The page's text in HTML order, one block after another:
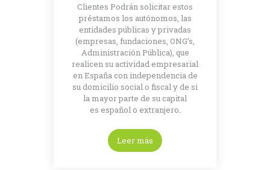
Clientes Podrán solicitar estos
préstamos los autónomos, las
entidades públicas y privadas
(empresas, fundaciones, ONG’s,
Administración Pública), que
realicen su actividad empresarial
en España con independencia de
su domicilio social o fiscal y de si
la mayor parte de su capital
es español o extranjero.
Leer más